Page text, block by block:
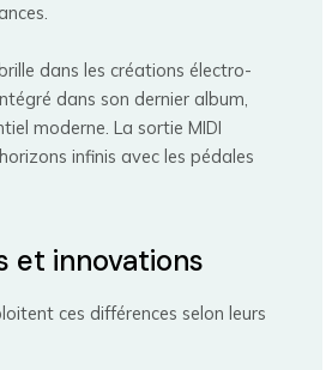
dans les créations électro-
dans son dernier album,
moderne. La sortie MIDI
infinis avec les pédales
et innovations
ces différences selon leurs